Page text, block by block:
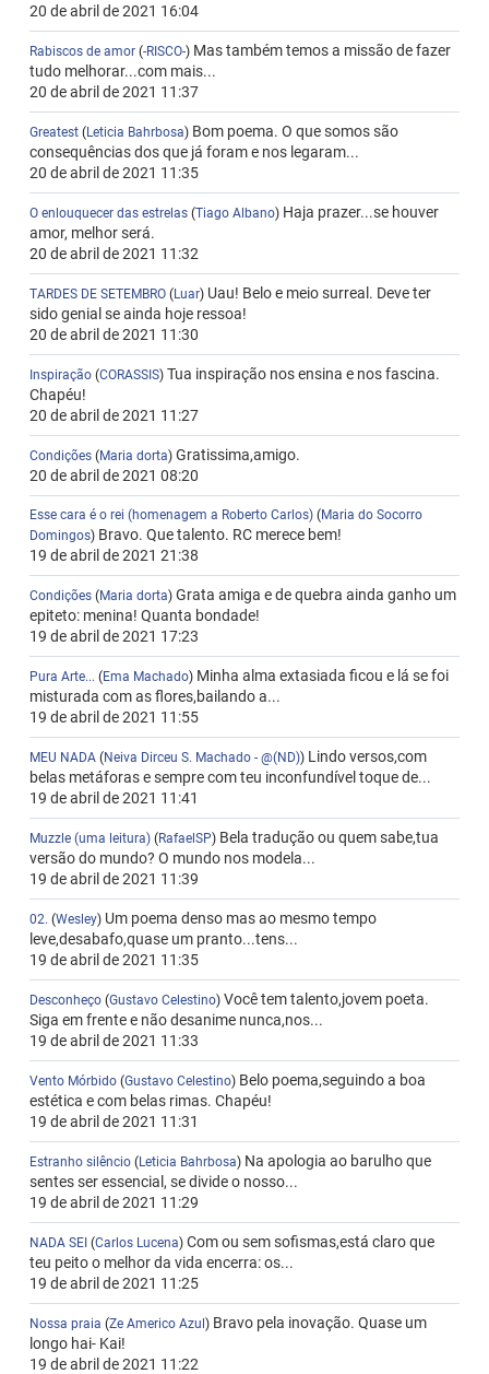
20 de abril de 2021 16:04
Rabiscos de amor (-RISCO-) Mas também temos a missão de fazer
tudo melhorar...com mais...
20 de abril de 2021 11:37
Greatest (Leticia Bahrbosa) Bom poema. O que somos são
consequências dos que já foram e nos legaram...
20 de abril de 2021 11:35
O enlouquecer das estrelas(Tiago Albano) Haja prazer...se houver
amor, melhor será.
20 de abril de 2021 11:32
TARDES DE SETEMBRO (Luar) Uau! Belo e meio surreal. Deve ter
sido genial se ainda hoje ressoa!
20 de abril de 2021 11:30
Inspiração (CORASSIS) Tua inspiração nos ensina e nos fascina.
Chapéu!
20 de abril de 2021 11:27
Condições(Maria dorta)Gratissima,amigo.
20 de abril de 2021 08:20
Esse cara é o rei (homenagem a Roberto Carlos) (Maria do Socorro
Domingos) Bravo. Que talento. RC merece bem!
19 de abril de 2021 21:38
Condições(Maria dorta)Grata amiga e de quebra ainda ganho um
epiteto: menina! Quanta bondade!
19 de abril de 2021 17:23
Pura Arte... (Ema Machado) Minha alma extasiada ficou e lá se foi
misturada com as flores,bailando a...
19 de abril de 2021 11:55
MEU NADA (Neiva Dirceu S. Machado - @(ND)) Lindo versos,com
belas metáforas e sempre com teu inconfundível toque de...
19 de abril de 2021 11:41
Muzzle (uma leitura) (RafaelSP) Bela tradução ou quem sabe,tua
versão do mundo? O mundo nos modela...
19 de abril de 2021 11:39
02. (Wesley) Um poema denso mas ao mesmo tempo
leve,desabafo,quase um pranto...tens...
19 de abril de 2021 11:35
Desconheço (Gustavo Celestino)Você tem talento,jovem poeta.
Siga em frente e não desanime nunca,nos...
19 de abril de 2021 11:33
Vento Mórbido (Gustavo Celestino) Belo poema,seguindo a boa
estética e com belas rimas. Chapéu!
19 de abril de 2021 11:31
Estranho silêncio (Leticia Bahrbosa) Na apologia ao barulho que
sentes ser essencial, se divide o nosso...
19 de abril de 2021 11:29
NADA SEI (Carlos Lucena)Com ou sem sofismas,está claro que
teu peito o melhor da vida encerra: os...
19 de abril de 2021 11:25
Nossa praia (Ze Americo Azul) Bravo pela inovação. Quase um
longo hai- Kai!
19 de abril de 2021 11:22